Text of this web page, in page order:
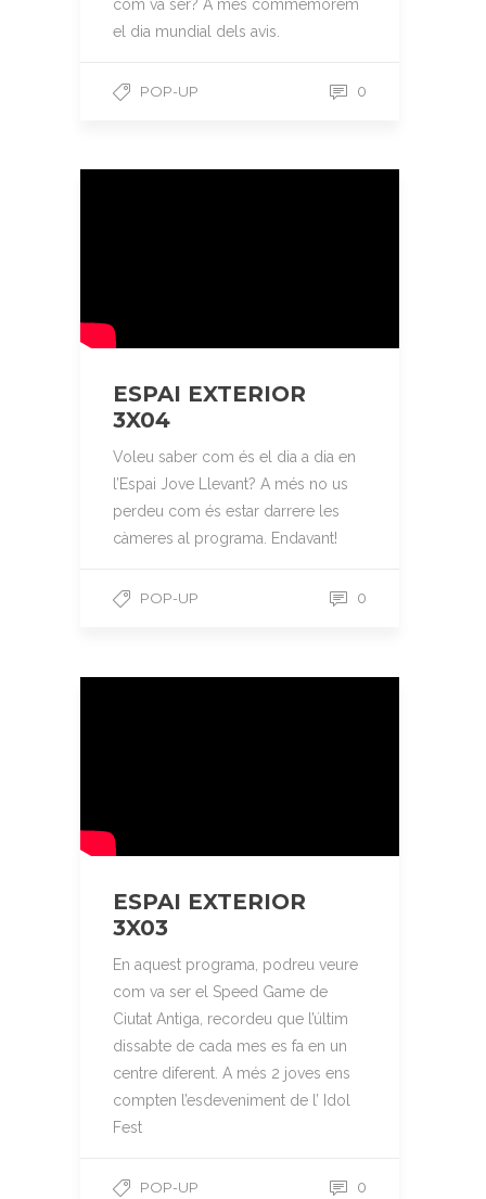
com va ser? A més commemorem
el dia mundial dels avis.
POP-UP 0
ESPAI EXTERIOR
3X04
Voleu saber com és el dia a dia en
l’Espai Jove Llevant? A més no us
perdeu com és estar darrere les
càmeres al programa. Endavant!
POP-UP 0
ESPAI EXTERIOR
3X03
En aquest programa, podreu veure
com va ser el Speed Game de
Ciutat Antiga, recordeu que l’últim
dissabte de cada mes es fa en un
centre diferent. A més 2 joves ens
compten l’esdeveniment de l’ Idol
Fest
POP-UP 0